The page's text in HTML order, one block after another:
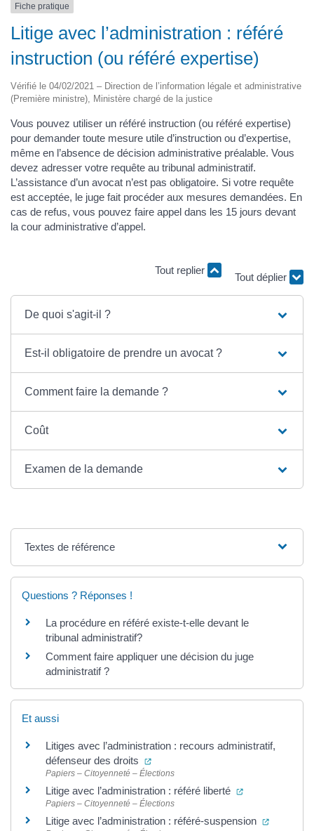
Fiche pratique
Litige avec l’administration : référé
instruction (ou référé expertise)
Vérifié le 04/02/2021 – Direction de l’information légale et administrative
(Première ministre), Ministère chargé de la justice
Vous pouvez utiliser un référé instruction (ou référé expertise)
pour demander toute mesure utile d’instruction ou d’expertise,
même en l’absence de décision administrative préalable. Vous
devez adresser votre requête au tribunal administratif.
L’assistance d’un avocat n’est pas obligatoire. Si votre requête
est acceptée, le juge fait procéder aux mesures demandées. En
cas de refus, vous pouvez faire appel dans les 15 jours devant
la cour administrative d’appel.
Tout replier Tout déplier
De quoi s'agit-il ?
Est-il obligatoire de prendre un avocat ?
Comment faire la demande ?
Coût
Examen de la demande
Textes de référence
Questions ? Réponses !
La procédure en référé existe-t-elle devant le
tribunal administratif?
Comment faire appliquer une décision du juge
administratif ?
Et aussi
Litiges avec l’administration : recours administratif,
défenseur des droits
(ouverture dans un nouvel onglet)
Papiers – Citoyenneté – Élections
Litige avec l’administration : référé liberté (ouverture
Papiers – Citoyenneté – Élections
Litige avec l’administration : référé-suspension